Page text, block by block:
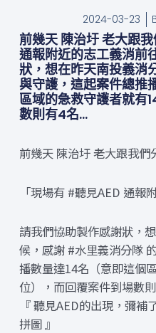
2024-03-23
前幾天 陳治圩 老大跟
通報附近的志工義消前
狀，想在昨天南投義消
與守護，這起案件總推
區域的急救守護者就有
數則有4名…
前幾天 陳治圩 老大跟我們
「現場有 #聽見AED 通報
請我們協助製作感謝狀，
候，感謝 #水里義消分隊
播數量達14名（意即這個
位），而回覆案件到場數
『 聽見AED的出現，彌
拼圖 』